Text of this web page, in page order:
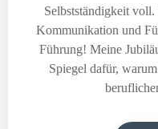
Selbstständigkeit
Kommunikation und
Führung! Meine
Spiegel dafür,